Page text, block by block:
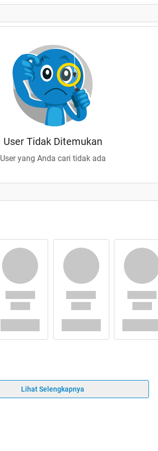
User Tidak Ditemukan
User yang Anda cari tidak ada
Lihat Selengkapnya